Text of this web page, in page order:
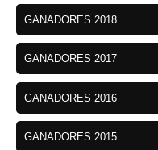
GANADORES 2018
GANADORES 2017
GANADORES 2016
GANADORES 2015